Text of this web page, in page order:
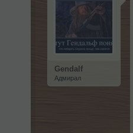
Gendalf
Адмирал